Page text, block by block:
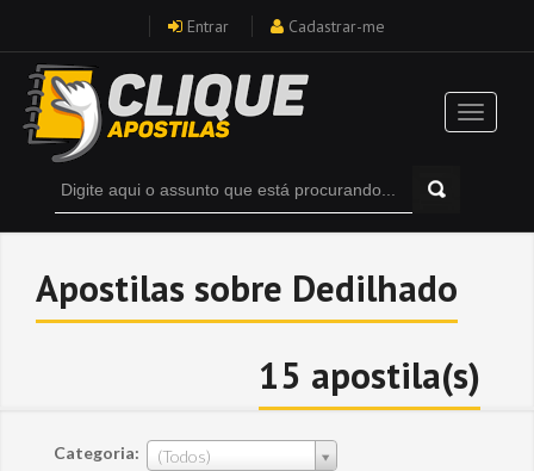
Entrar Cadastrar-me
Apostilas sobre Dedilhado
15 apostila(s)
Categoria: (Todos)